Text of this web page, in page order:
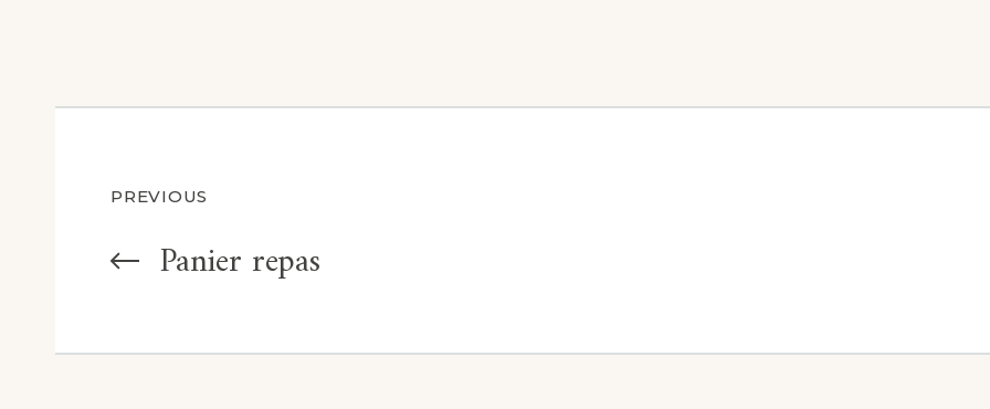
Navigation
de
l’article
PREVIOUS
Panier repas